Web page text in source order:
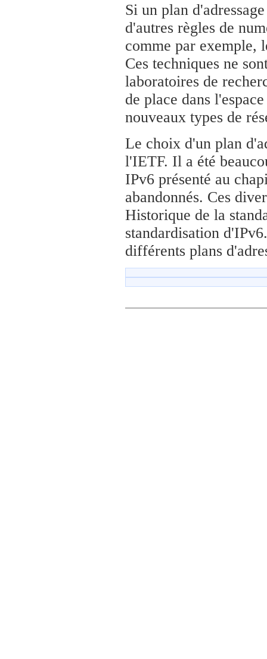
Si un plan
d'autres règles de
comme par exemple,
Ces techniques ne
laboratoires de
de place dans
nouveaux types de
Le choix d'un plan
l'IETF. Il a été
IPv6 présenté au
abandonnés. Ces
Historique de la
standardisation
différents plans